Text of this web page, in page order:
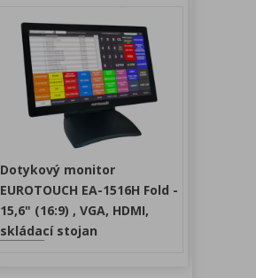
Dotykový monitor
EUROTOUCH EA-1516H Fold -
15,6" (16:9) , VGA, HDMI,
skládací stojan